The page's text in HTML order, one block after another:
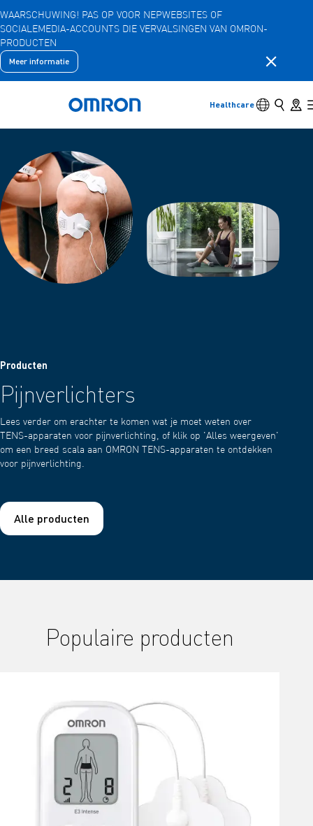
Overslaan
naar
hoofdinhoud
WAARSCHUWING! PAS OP VOOR NEPWEBSITES OF
SOCIALEMEDIA-ACCOUNTS DIE VERVALSINGEN VAN OMRON-
PRODUCTEN
Meer informatie
Terug naar home
Healthcare Schakelaar
Zoeken
Terug
Terug naar het vorige menu
Producten
Bekijk onderliggende menu-items
Accessoires
Bekijk onderliggende menu-items
Producten
Pijnverlichters
Lees verder om erachter te komen wat je moet weten over
TENS-apparaten voor pijnverlichting, of klik op 'Alles weergeven'
om een breed scala aan OMRON TENS-apparaten te ontdekken
voor pijnverlichting.
Alle producten
Populaire producten